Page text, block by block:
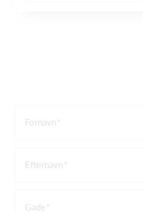
Fornavn
Efternavn
Gade